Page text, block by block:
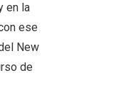
en la
ese
New
de